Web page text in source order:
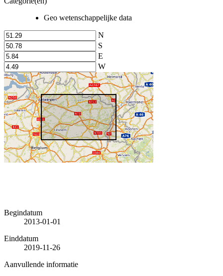
Geo wetenschappelijke data
N
S
E
W
Begindatum
2013-01-01
Einddatum
2019-11-26
Aanvullende informatie